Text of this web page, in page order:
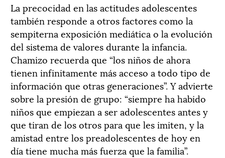
La precocidad en las actitudes adolescentes
también responde a otros factores como la
sempiterna exposición mediática o la evolución
del sistema de valores durante la infancia.
Chamizo recuerda que “los niños de ahora
tienen infinitamente más acceso a todo tipo de
información que otras generaciones”. Y advierte
sobre la presión de grupo: “siempre ha habido
niños que empiezan a ser adolescentes antes y
que tiran de los otros para que les imiten, y la
amistad entre los preadolescentes de hoy en
día tiene mucha más fuerza que la familia”.